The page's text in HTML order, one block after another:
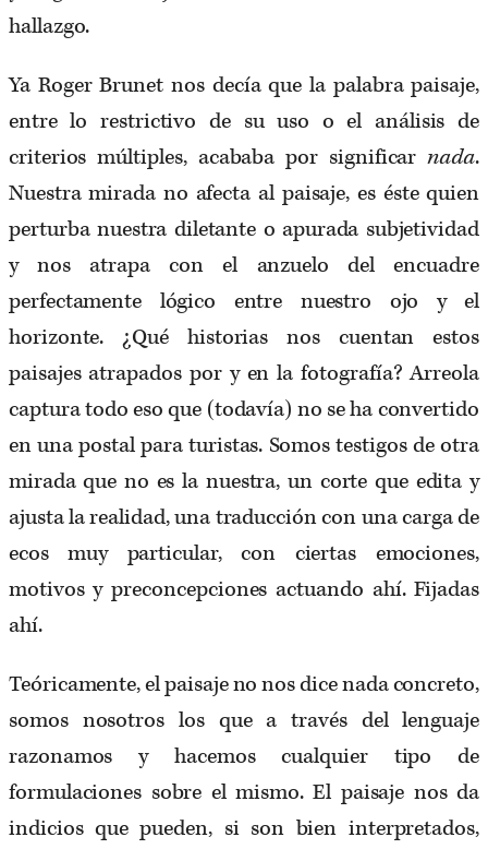
hallazgo.
Ya Roger Brunet nos decía que la palabra paisaje,
entre lo restrictivo de su uso o el análisis de
criterios múltiples, acababa por significarnada.
Nuestra mirada no afecta al paisaje, es éste quien
perturba nuestra diletante o apurada subjetividad
y nos atrapa con el anzuelo del encuadre
perfectamente lógico entre nuestro ojo y el
horizonte. ¿Qué historias nos cuentan estos
paisajes atrapados por y en la fotografía? Arreola
captura todo eso que (todavía) no se ha convertido
en una postal para turistas. Somos testigos de otra
mirada que no es la nuestra, un corte que edita y
ajusta la realidad, una traducción con una carga de
ecos muy particular, con ciertas emociones,
motivos y preconcepciones actuando ahí. Fijadas
ahí.
Teóricamente, el paisaje no nos dice nada concreto,
somos nosotros los que a través del lenguaje
razonamos y hacemos cualquier tipo de
formulaciones sobre el mismo. El paisaje nos da
indicios que pueden, si son bien interpretados,